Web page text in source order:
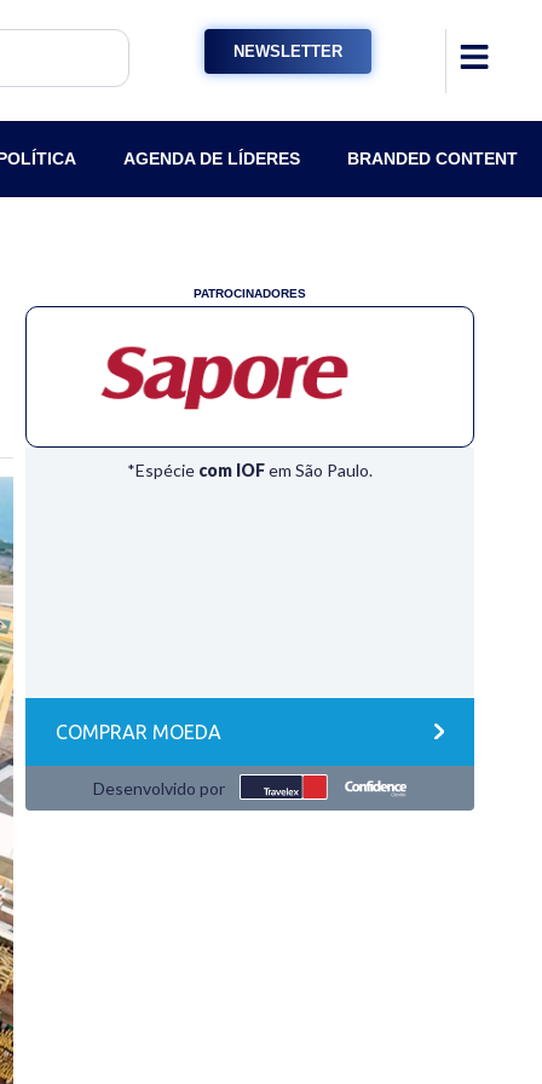
NEWSLETTER
AGENDA DE LÍDERES BRANDED CONTENT
PATROCINADORES